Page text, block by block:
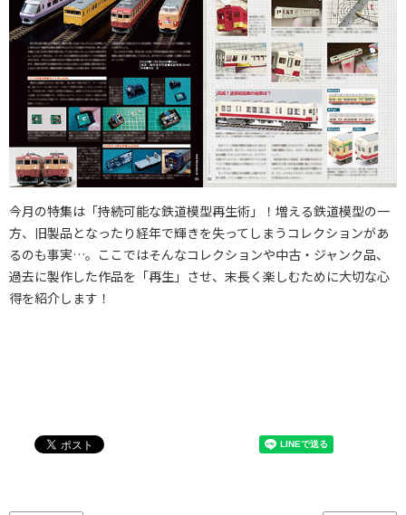
今月の特集は「持続可能な鉄道模型再生術」！増える鉄道模型の一
方、旧製品となったり経年で輝きを失ってしまうコレクションがあ
るのも事実…。ここではそんなコレクションや中古・ジャンク品、
過去に製作した作品を「再生」させ、末長く楽しむために大切な心
得を紹介します！